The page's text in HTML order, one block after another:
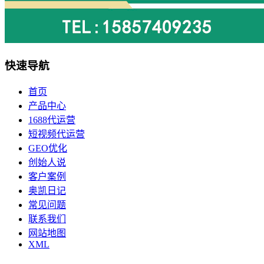
快速导航
首页
产品中心
1688代运营
短视频代运营
GEO优化
创始人说
客户案例
奥凯日记
常见问题
联系我们
网站地图
XML